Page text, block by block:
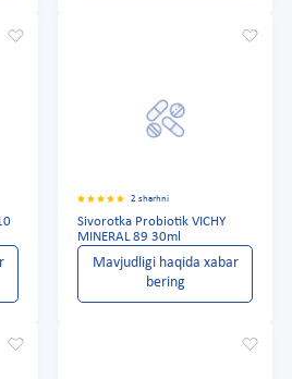
2 sharhni
Sivorotka Probiotik VICHY
MINERAL 89 30ml
Mavjudligi haqida xabar
bering